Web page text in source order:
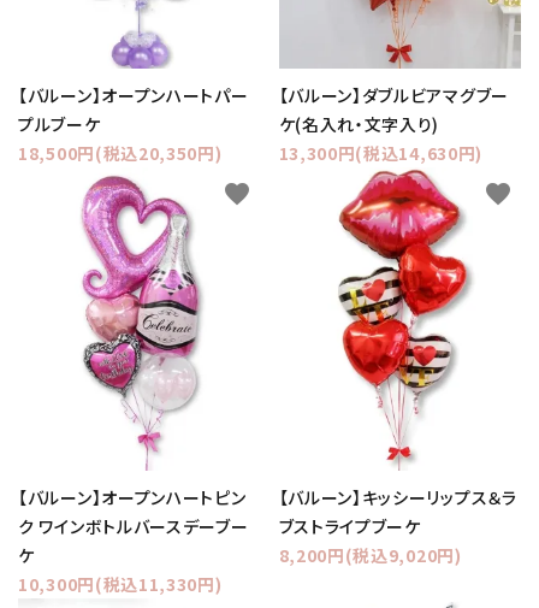
【バルーン】オープンハートパー
プルブーケ
18,500円(税込20,350円)
【バルーン】ダブルビアマグブー
ケ(名入れ・文字入り)
13,300円(税込14,630円)
【バルーン】オープンハートピン
ク ワインボトルバースデーブー
ケ
10,300円(税込11,330円)
favorite
【バルーン】キッシーリップス＆ラ
ブストライプブーケ
8,200円(税込9,020円)
favorite